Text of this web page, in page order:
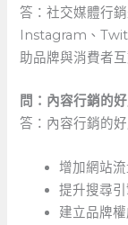
答：社交媒體行
Instagram、
助品牌與消費者
問：內容行銷的
答：內容行銷的好
增加網站
提升搜尋
建立品牌